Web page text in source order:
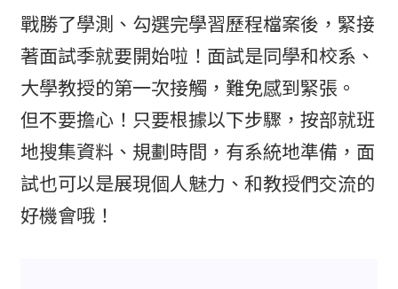
戰勝了學測、勾選完學習歷程檔案後，緊接
著面試季就要開始啦！面試是同學和校系、
大學教授的第一次接觸，難免感到緊張。
但不要擔心！只要根據以下步驟，按部就班
地搜集資料、規劃時間，有系統地準備，面
試也可以是展現個人魅力、和教授們交流的
好機會哦！